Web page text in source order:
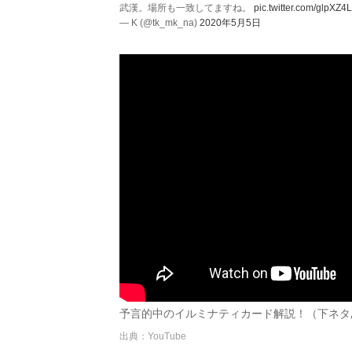
武漢。場所も一致してますね。 pic.twitter.com/
— K (@tk_mk_na) 2020年5月5日
予言的中のイルミナティカード解説！（下ネ
出典：YouTube